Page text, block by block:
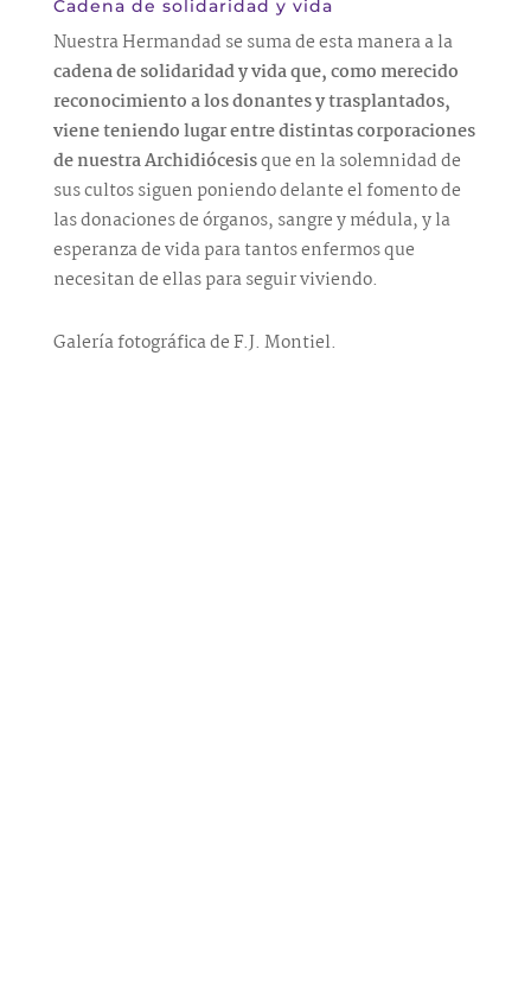
Cadena de solidaridad y vida
Nuestra Hermandad se suma de esta manera a la
cadena de solidaridad y vida que, como merecido
reconocimiento a los donantes y trasplantados,
viene teniendo lugar entre distintas corporaciones
de nuestra Archidiócesisque en la solemnidad de
sus cultos siguen poniendo delante el fomento de
las donaciones de órganos, sangre y médula, y la
esperanza de vida para tantos enfermos que
necesitan de ellas para seguir viviendo.
Galería fotográfica de F.J. Montiel.